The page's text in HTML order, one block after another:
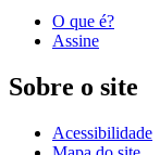
O que é?
Assine
Sobre o site
Acessibilidade